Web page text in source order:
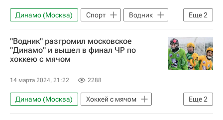
Еще2
Динамо (Москва) Спорт
Водник
Чемпионат России по хоккею с мячом
Хоккей с мячом
"Водник" разгромил московское
"Динамо" и вышел в финал ЧР по
хоккею с мячом
14 марта 2024, 21:22 2288
Еще2
Динамо (Москва)
Хоккей с мячом
Водник